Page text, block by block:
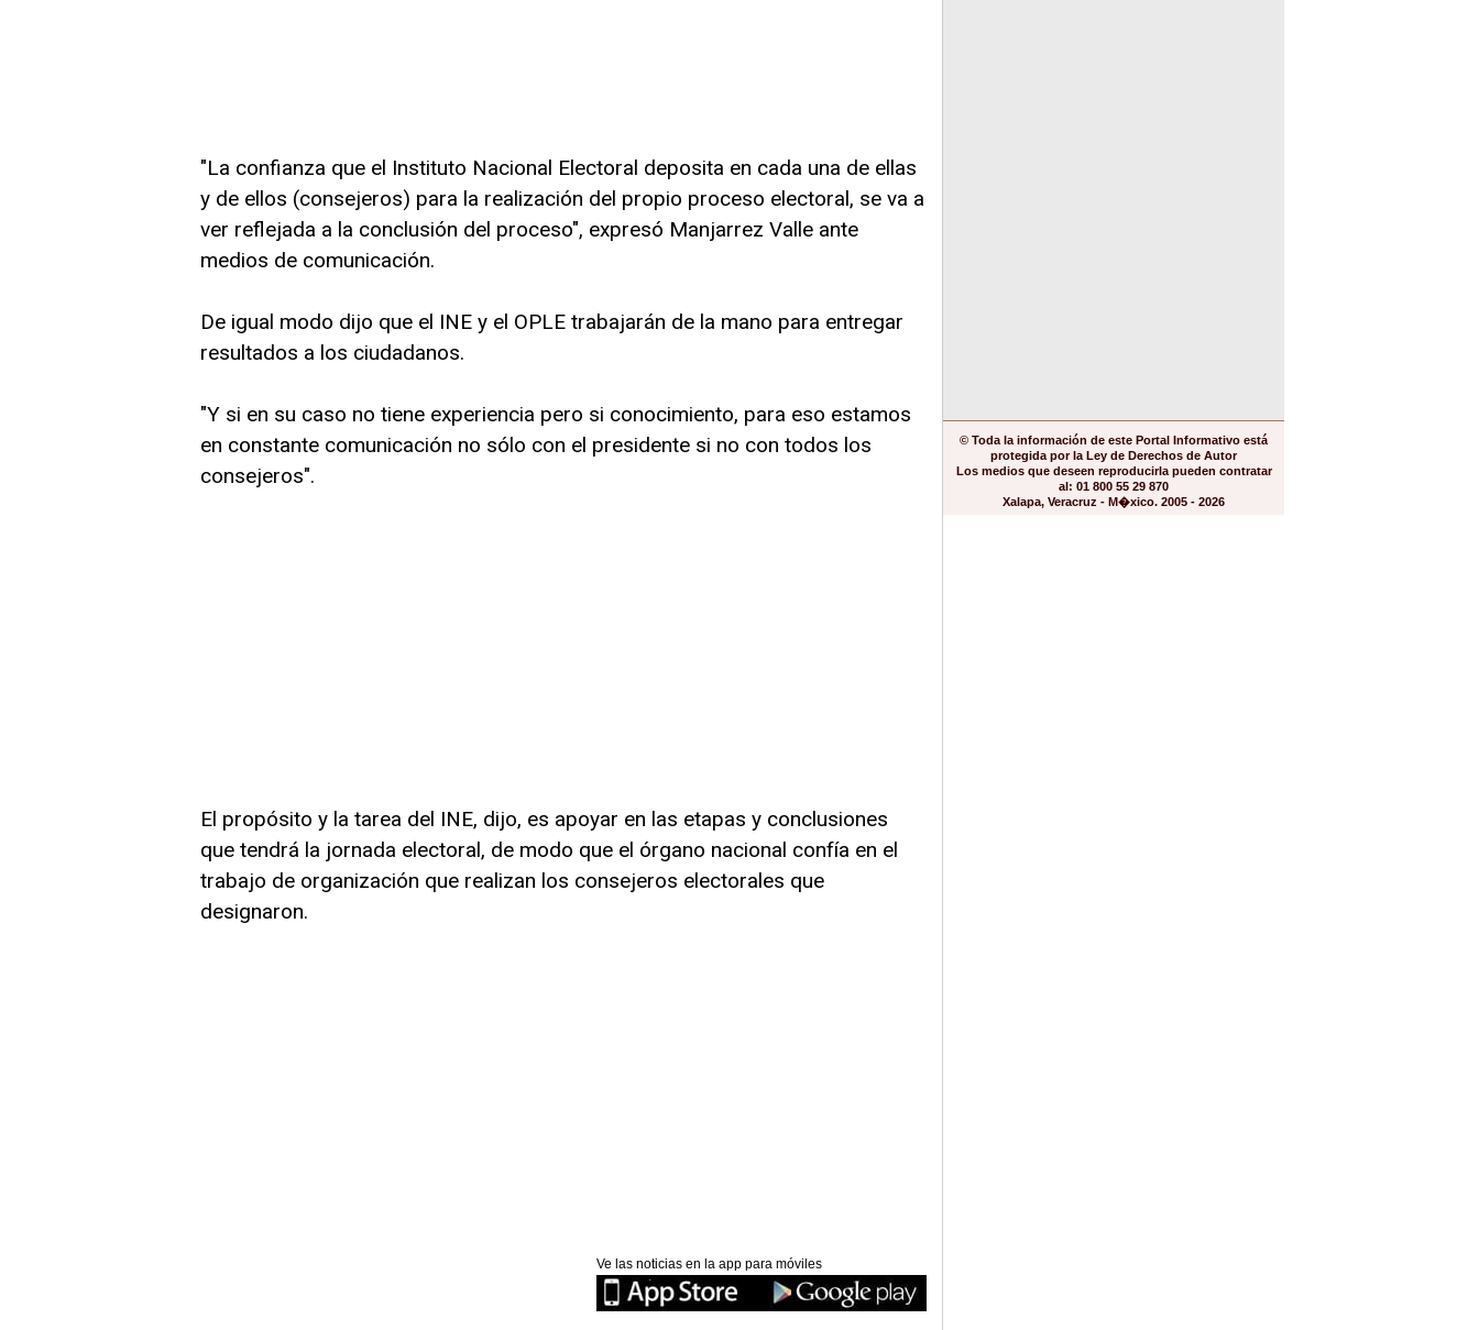
"La confianza que el Instituto Nacional Electoral deposita en cada una de ellas
y de ellos (consejeros) para la realización del propio proceso electoral, se va a
ver reflejada a la conclusión del proceso", expresó Manjarrez Valle ante
medios de comunicación.
De igual modo dijo que el INE y el OPLE trabajarán de la mano para entregar
resultados a los ciudadanos.
"Y si en su caso no tiene experiencia pero si conocimiento, para eso estamos
en constante comunicación no sólo con el presidente si no con todos los
consejeros".
El propósito y la tarea del INE, dijo, es apoyar en las etapas y conclusiones
que tendrá la jornada electoral, de modo que el órgano nacional confía en el
trabajo de organización que realizan los consejeros electorales que
designaron.
Ve las noticias en la app para móviles
© Toda la información de este Portal Informativo está
protegida por la Ley de Derechos de Autor
Los medios que deseen reproducirla pueden contratar
al: 01 800 55 29 870
Xalapa, Veracruz - M�xico. 2005 - 2026